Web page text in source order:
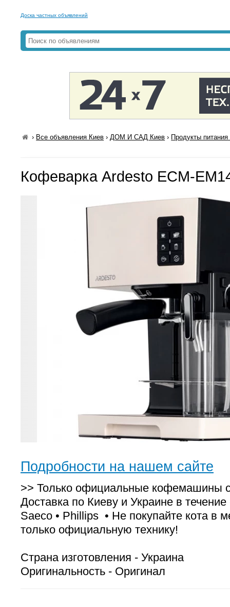
Доска частных объявлений
› Все объявления Киев ›ДОМ И САД Киев › Продукты
Кофеварка Ardesto ECM-
Подробности на нашем сайте
>> Только официальные кофемашины с
Доставка по Киеву и Украине в течение
Saeco • Phillips • Не покупайте кота в
только официальную технику!
Страна изготовления - Украина
Оригинальность - Оригинал